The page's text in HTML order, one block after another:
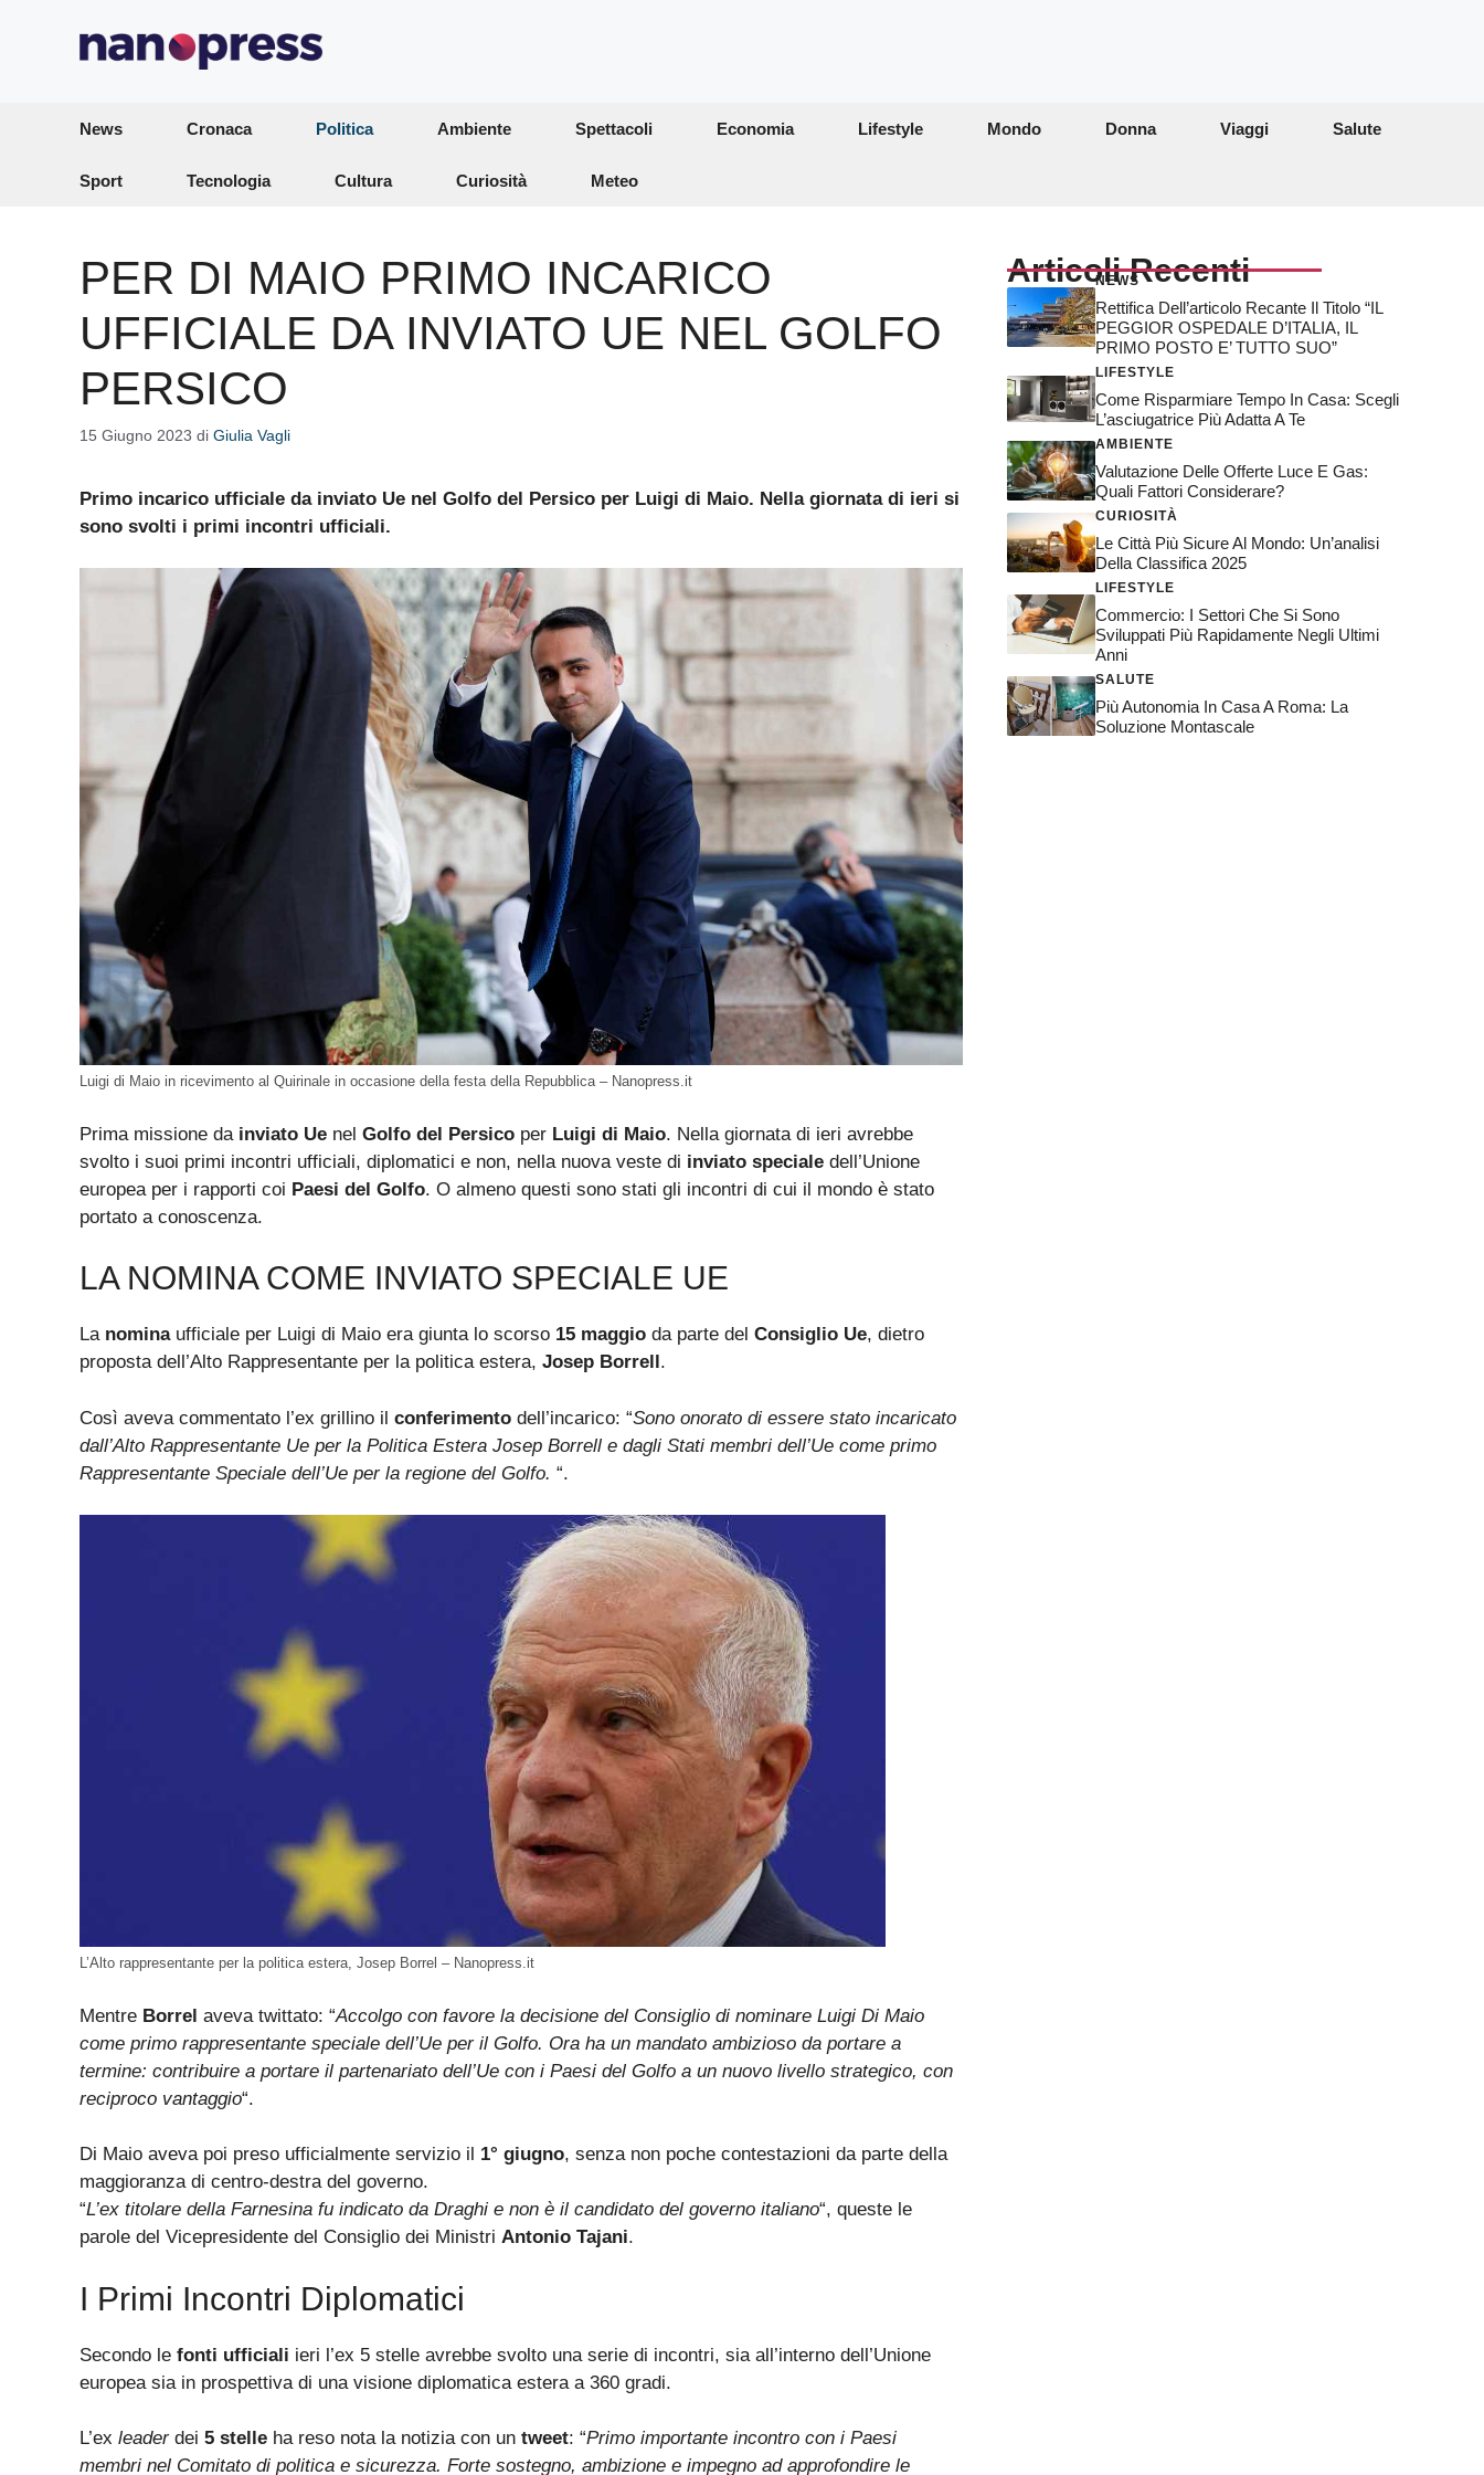
News Cronaca Politica Ambiente Spettacoli Economia Lifestyle Mondo Donna Viaggi Salute
Sport Tecnologia Cultura Curiosità Meteo
PER DI MAIO PRIMO INCARICO
UFFICIALE DA INVIATO UE NEL GOLFO
PERSICO
15 Giugno 2023 di Giulia Vagli
Primo incarico ufficiale da inviato Ue nel Golfo del Persico per Luigi di Maio. Nella giornata di ieri si
sono svolti i primi incontri ufficiali.
Luigi di Maio in ricevimento al Quirinale in occasione della festa della Repubblica – Nanopress.it
Prima missione da inviato Ue nel Golfo del Persico per Luigi di Maio. Nella giornata di ieri avrebbe
svolto i suoi primi incontri ufficiali, diplomatici e non, nella nuova veste di inviato speciale dell’Unione
europea per i rapporti coi Paesi del Golfo. O almeno questi sono stati gli incontri di cui il mondo è stato
portato a conoscenza.
LA NOMINA COME INVIATO SPECIALE UE
La nominaufficiale per Luigi di Maio era giunta lo scorso 15 maggio da parte del Consiglio Ue, dietro
proposta dell’Alto Rappresentante per la politica estera, Josep Borrell .
Così aveva commentato l’ex grillino il conferimento dell’incarico: “Sono onorato di essere stato incaricato
dall’Alto Rappresentante Ue per la Politica Estera Josep Borrell e dagli Stati membri dell’Ue come primo
Rappresentante Speciale dell’Ue per la regione del Golfo. “.
L’Alto rappresentante per la politica estera, Josep Borrel – Nanopress.it
Mentre Borrel aveva twittato: “Accolgo con favore la decisione del Consiglio di nominare Luigi Di Maio
come primo rappresentante speciale dell’Ue per il Golfo. Ora ha un mandato ambizioso da portare a
termine: contribuire a portare il partenariato dell’Ue con i Paesi del Golfo a un nuovo livello strategico, con
reciproco vantaggio“.
Di Maio aveva poi preso ufficialmente servizio il 1° giugno, senza non poche contestazioni da parte della
maggioranza di centro-destra del governo.
“L’ex titolare della Farnesina fu indicato da Draghi e non è il candidato del governo italiano“, queste le
parole del Vicepresidente del Consiglio dei Ministri Antonio Tajani.
I Primi Incontri Diplomatici
Secondo le fonti ufficiali ieri l’ex 5 stelle avrebbe svolto una serie di incontri, sia all’interno dell’Unione
europea sia in prospettiva di una visione diplomatica estera a 360 gradi.
L’ex leaderdei 5 stelle ha reso nota la notizia con un tweet: “Primo importante incontro con i Paesi
membri nel Comitato di politica e sicurezza. Forte sostegno, ambizione e impegno ad approfondire le
Articoli Recenti
NEWS
Rettifica Dell’articolo Recante Il Titolo “IL
PEGGIOR OSPEDALE D’ITALIA, IL
PRIMO POSTO E’ TUTTO SUO”
LIFESTYLE
Come Risparmiare Tempo In Casa: Scegli
L’asciugatrice Più Adatta A Te
AMBIENTE
Valutazione Delle Offerte Luce E Gas:
Quali Fattori Considerare?
CURIOSITÀ
Le Città Più Sicure Al Mondo: Un’analisi
Della Classifica 2025
LIFESTYLE
Commercio: I Settori Che Si Sono
Sviluppati Più Rapidamente Negli Ultimi
Anni
SALUTE
Più Autonomia In Casa A Roma: La
Soluzione Montascale